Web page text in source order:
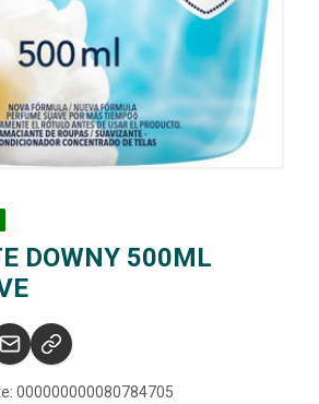
DOWNY 500ML
000000000080784705